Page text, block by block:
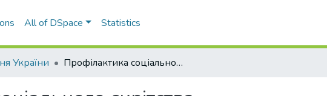
All of DSpace Statistics
України Профілактика соціального сирітства